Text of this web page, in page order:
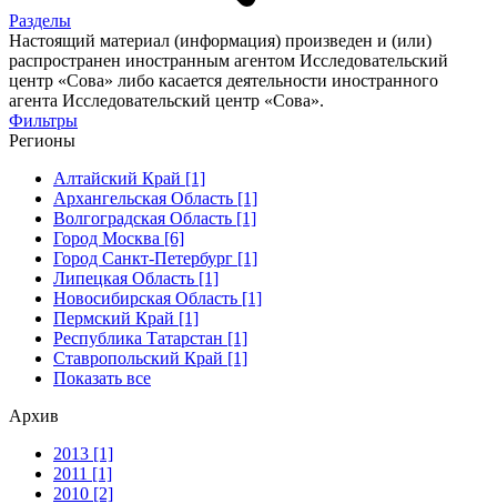
Разделы
Настоящий материал (информация) произведен и (или)
распространен иностранным агентом Исследовательский
центр «Сова» либо касается деятельности иностранного
агента Исследовательский центр «Сова».
Фильтры
Регионы
Алтайский Край [1]
Архангельская Область [1]
Волгоградская Область [1]
Город Москва [6]
Город Санкт-Петербург [1]
Липецкая Область [1]
Новосибирская Область [1]
Пермский Край [1]
Республика Татарстан [1]
Ставропольский Край [1]
Показать все
Архив
2013 [1]
2011 [1]
2010 [2]